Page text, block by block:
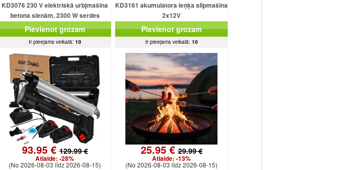
KD3076 230 V elektriskā urbjmašīna
betona sienām, 2300 W serdes
urbjmašīna ar dzesēšanu
Pievienot grozam
Ir pieejams veikalā: 10
KD3161 akumulatora leņķa slīpmašīna
2x12V
Pievienot grozam
Ir pieejams veikalā: 10
93.95 €129.99 €
Atlaide: -28%
(No 2026-08-03 līdz 2026-08-15)
25.95 €29.99 €
Atlaide: -13%
(No 2026-08-03 līdz 2026-08-15)